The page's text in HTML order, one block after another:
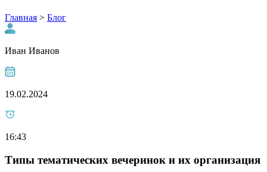
Главная > Блог
Иван Иванов
19.02.2024
16:43
Типы тематических вечеринок и их организация